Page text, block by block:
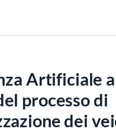
Artificiale a
processo di
dei